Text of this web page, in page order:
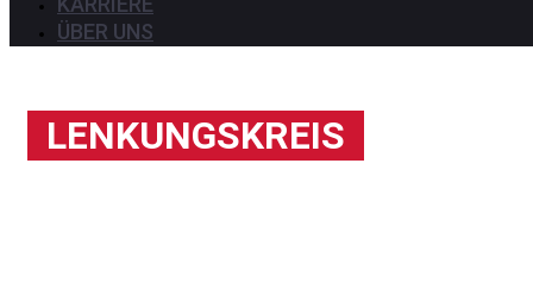
ÜBER UNS
LENKUNGSKREIS